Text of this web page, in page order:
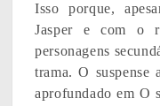
Isso porque,
Jasper e com o
personagens
trama. O suspense
aprofundado em O